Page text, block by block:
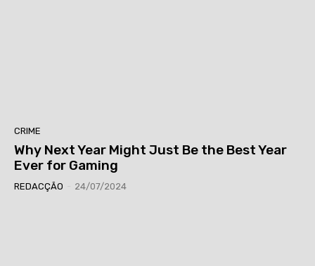
CRIME
Why Next Year Might Just Be the Best Year
Ever for Gaming
REDACÇÃO 24/07/2024